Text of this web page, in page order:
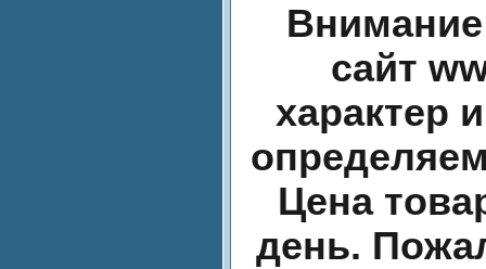
сайт
характер
Цена
день.